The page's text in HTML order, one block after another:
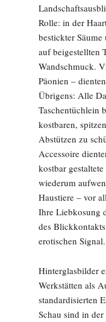
Rolle: in der
bestickter
auf beigestellten
Wandschmuck.
Päonien –
Übrigens: Alle
Taschentüchlein
kostbaren,
Abstützen zu
Accessoire
kostbar
wiederum
Haustiere – vor
Ihre Liebkosung
des
erotischen Signal.
Hinterglasbilder
Werkstätten als
standardisierten
Schau sind in der